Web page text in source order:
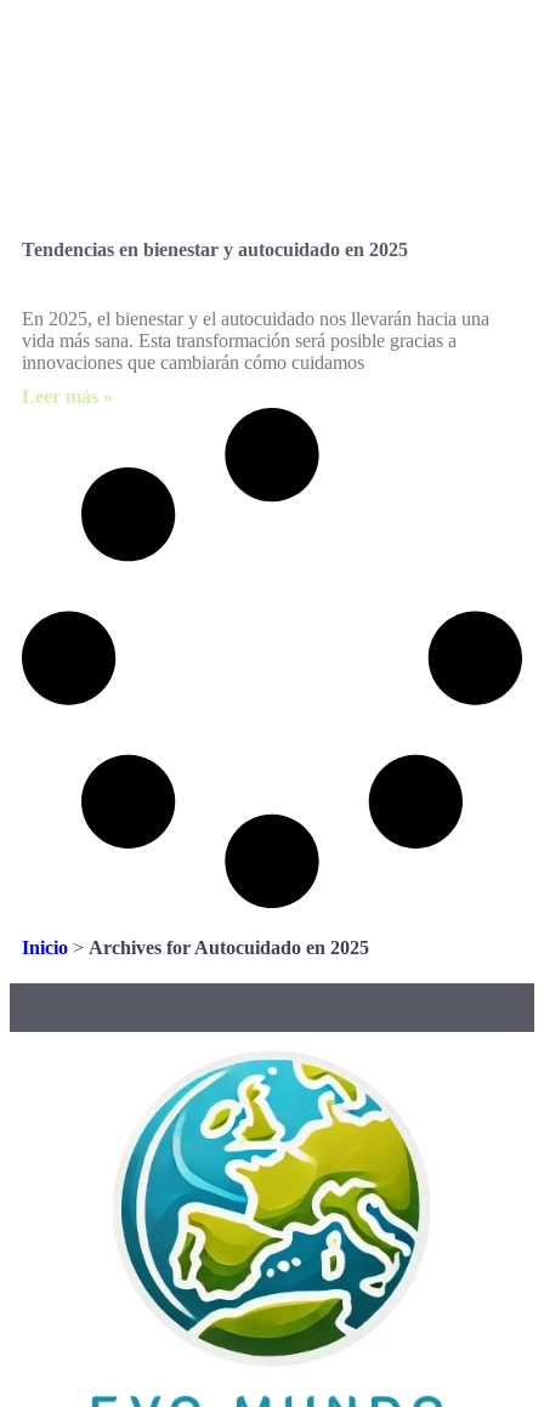
Tendencias en bienestar y autocuidado en 2025
En 2025, el bienestar y el autocuidado nos llevarán hacia una
vida más sana. Esta transformación será posible gracias a
innovaciones que cambiarán cómo cuidamos
Leer más »
Inicio > Archives for Autocuidado en 2025